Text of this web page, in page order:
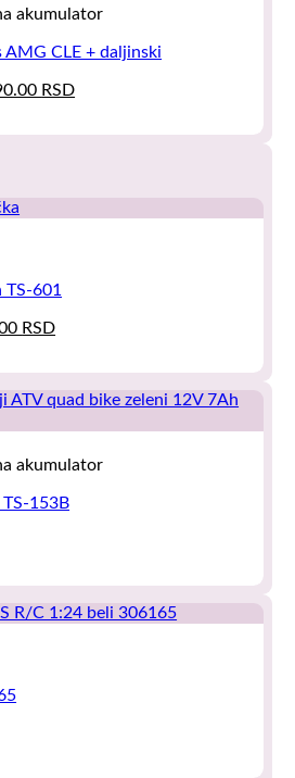
akumulator
AMG CLE + daljinski
RSDCurrent
601
RSDCurrent
akumulator
153B